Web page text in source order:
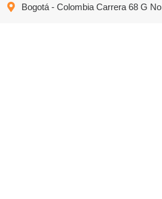
Bogotá - Colombia Carrera 68 G